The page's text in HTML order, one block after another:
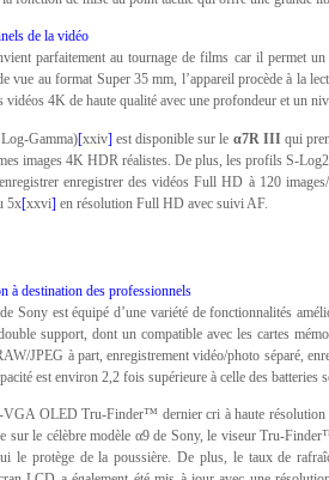
de la vidéo
parfaitement au tournage de films car il permet
vue au format Super 35 mm, l’appareil procède à la
4K de haute qualité avec une profondeur et un
Gamma)[xxiv]est disponible sur le α7R III qui
images 4K HDR réalistes. De plus, les profils S-
enregistrer des vidéos Full HD à 120
5x[xxvi] en résolution Full HD avec suivi AF.
à destination des professionnels
Sony est équipé d’une variété de fonctionnalités
support, dont un compatible avec les cartes
JPEG à part, enregistrement vidéo/photo séparé,
est environ 2,2 fois supérieure à celle des batteries
VGA OLED Tru-Finder™ dernier cri à haute
sur le célèbre modèle α9 de Sony, le viseur Tru-
le protège de la poussière. De plus, le taux de